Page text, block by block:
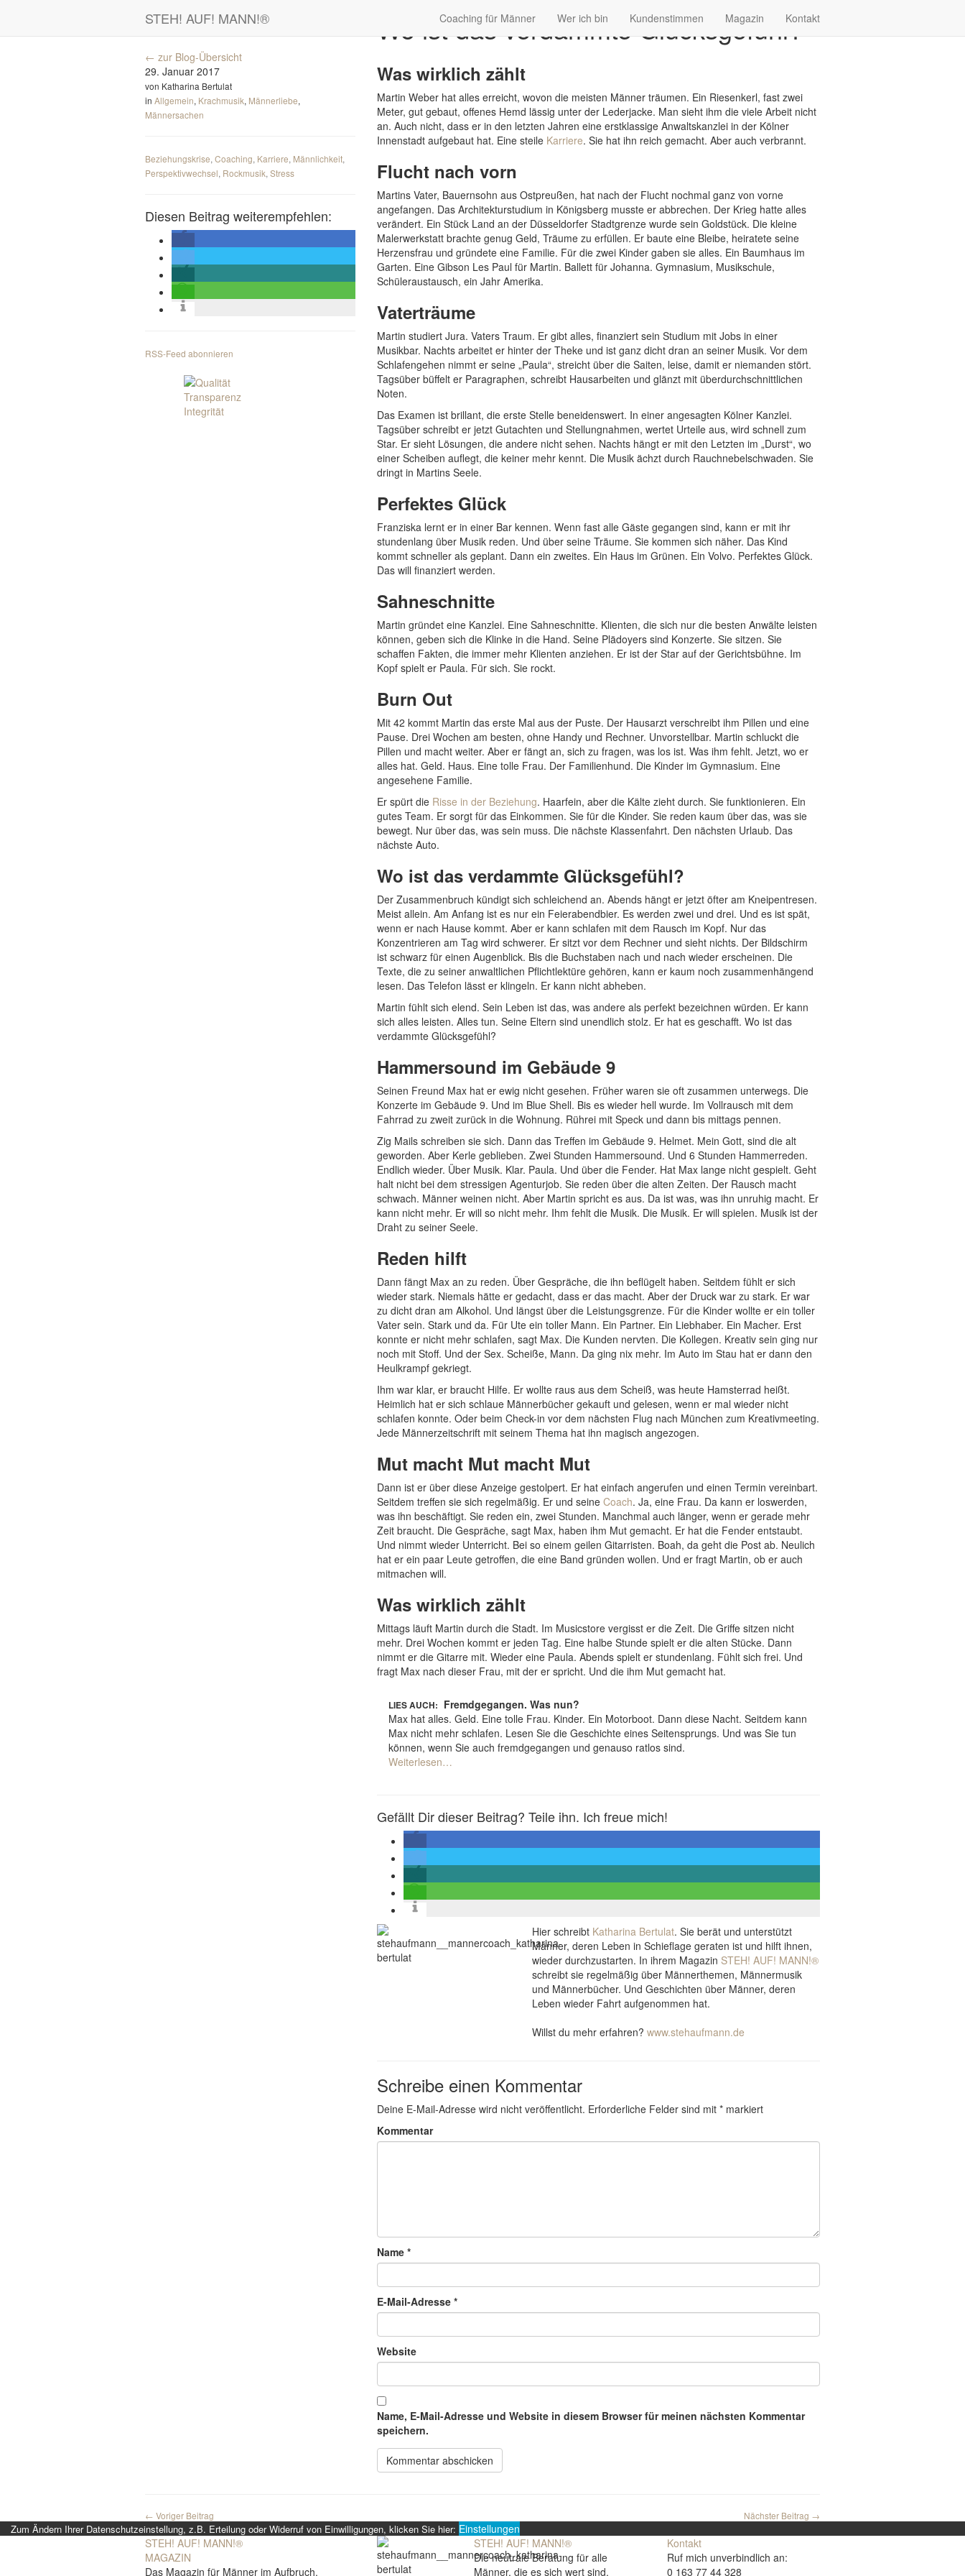
STEH! AUF! MANN!® Coaching für Männer Wer ich bin Kundenstimmen Magazin Kontakt
Wo ist das verdammte Glücksgefühl?
Was wirklich zählt
Martin Weber hat alles erreicht, wovon die meisten Männer träumen. Ein Riesenkerl, fast zwei
Meter, gut gebaut, offenes Hemd lässig unter der Lederjacke. Man sieht ihm die viele Arbeit nicht
an. Auch nicht, dass er in den letzten Jahren eine erstklassige Anwaltskanzlei in der Kölner
Innenstadt aufgebaut hat. Eine steile Karriere. Sie hat ihn reich gemacht. Aber auch verbrannt.
Flucht nach vorn
Martins Vater, Bauernsohn aus Ostpreußen, hat nach der Flucht nochmal ganz von vorne
angefangen. Das Architekturstudium in Königsberg musste er abbrechen. Der Krieg hatte alles
verändert. Ein Stück Land an der Düsseldorfer Stadtgrenze wurde sein Goldstück. Die kleine
Malerwerkstatt brachte genug Geld, Träume zu erfüllen. Er baute eine Bleibe, heiratete seine
Herzensfrau und gründete eine Familie. Für die zwei Kinder gaben sie alles. Ein Baumhaus im
Garten. Eine Gibson Les Paul für Martin. Ballett für Johanna. Gymnasium, Musikschule,
Schüleraustausch, ein Jahr Amerika.
Vaterträume
Martin studiert Jura. Vaters Traum. Er gibt alles, finanziert sein Studium mit Jobs in einer
Musikbar. Nachts arbeitet er hinter der Theke und ist ganz dicht dran an seiner Musik. Vor dem
Schlafengehen nimmt er seine „Paula“, streicht über die Saiten, leise, damit er niemanden stört.
Tagsüber büffelt er Paragraphen, schreibt Hausarbeiten und glänzt mit überdurchschnittlichen
Noten.
Das Examen ist brillant, die erste Stelle beneidenswert. In einer angesagten Kölner Kanzlei.
Tagsüber schreibt er jetzt Gutachten und Stellungnahmen, wertet Urteile aus, wird schnell zum
Star. Er sieht Lösungen, die andere nicht sehen. Nachts hängt er mit den Letzten im „Durst“, wo
einer Scheiben auflegt, die keiner mehr kennt. Die Musik ächzt durch Rauchnebelschwaden. Sie
dringt in Martins Seele.
Perfektes Glück
Franziska lernt er in einer Bar kennen. Wenn fast alle Gäste gegangen sind, kann er mit ihr
stundenlang über Musik reden. Und über seine Träume. Sie kommen sich näher. Das Kind
kommt schneller als geplant. Dann ein zweites. Ein Haus im Grünen. Ein Volvo. Perfektes Glück.
Das will finanziert werden.
Sahneschnitte
Martin gründet eine Kanzlei. Eine Sahneschnitte. Klienten, die sich nur die besten Anwälte leisten
können, geben sich die Klinke in die Hand. Seine Plädoyers sind Konzerte. Sie sitzen. Sie
schaffen Fakten, die immer mehr Klienten anziehen. Er ist der Star auf der Gerichtsbühne. Im
Kopf spielt er Paula. Für sich. Sie rockt.
Burn Out
Mit 42 kommt Martin das erste Mal aus der Puste. Der Hausarzt verschreibt ihm Pillen und eine
Pause. Drei Wochen am besten, ohne Handy und Rechner. Unvorstellbar. Martin schluckt die
Pillen und macht weiter. Aber er fängt an, sich zu fragen, was los ist. Was ihm fehlt. Jetzt, wo er
alles hat. Geld. Haus. Eine tolle Frau. Der Familienhund. Die Kinder im Gymnasium. Eine
angesehene Familie.
Er spürt die Risse in der Beziehung. Haarfein, aber die Kälte zieht durch. Sie funktionieren. Ein
gutes Team. Er sorgt für das Einkommen. Sie für die Kinder. Sie reden kaum über das, was sie
bewegt. Nur über das, was sein muss. Die nächste Klassenfahrt. Den nächsten Urlaub. Das
nächste Auto.
Wo ist das verdammte Glücksgefühl?
Der Zusammenbruch kündigt sich schleichend an. Abends hängt er jetzt öfter am Kneipentresen.
Meist allein. Am Anfang ist es nur ein Feierabendbier. Es werden zwei und drei. Und es ist spät,
wenn er nach Hause kommt. Aber er kann schlafen mit dem Rausch im Kopf. Nur das
Konzentrieren am Tag wird schwerer. Er sitzt vor dem Rechner und sieht nichts. Der Bildschirm
ist schwarz für einen Augenblick. Bis die Buchstaben nach und nach wieder erscheinen. Die
Texte, die zu seiner anwaltlichen Pflichtlektüre gehören, kann er kaum noch zusammenhängend
lesen. Das Telefon lässt er klingeln. Er kann nicht abheben.
Martin fühlt sich elend. Sein Leben ist das, was andere als perfekt bezeichnen würden. Er kann
sich alles leisten. Alles tun. Seine Eltern sind unendlich stolz. Er hat es geschafft. Wo ist das
verdammte Glücksgefühl?
Hammersound im Gebäude 9
Seinen Freund Max hat er ewig nicht gesehen. Früher waren sie oft zusammen unterwegs. Die
Konzerte im Gebäude 9. Und im Blue Shell. Bis es wieder hell wurde. Im Vollrausch mit dem
Fahrrad zu zweit zurück in die Wohnung. Rührei mit Speck und dann bis mittags pennen.
Zig Mails schreiben sie sich. Dann das Treffen im Gebäude 9. Helmet. Mein Gott, sind die alt
geworden. Aber Kerle geblieben. Zwei Stunden Hammersound. Und 6 Stunden Hammerreden.
Endlich wieder. Über Musik. Klar. Paula. Und über die Fender. Hat Max lange nicht gespielt. Geht
halt nicht bei dem stressigen Agenturjob. Sie reden über die alten Zeiten. Der Rausch macht
schwach. Männer weinen nicht. Aber Martin spricht es aus. Da ist was, was ihn unruhig macht. Er
kann nicht mehr. Er will so nicht mehr. Ihm fehlt die Musik. Die Musik. Er will spielen. Musik ist der
Draht zu seiner Seele.
Reden hilft
Dann fängt Max an zu reden. Über Gespräche, die ihn beflügelt haben. Seitdem fühlt er sich
wieder stark. Niemals hätte er gedacht, dass er das macht. Aber der Druck war zu stark. Er war
zu dicht dran am Alkohol. Und längst über die Leistungsgrenze. Für die Kinder wollte er ein toller
Vater sein. Stark und da. Für Ute ein toller Mann. Ein Partner. Ein Liebhaber. Ein Macher. Erst
konnte er nicht mehr schlafen, sagt Max. Die Kunden nervten. Die Kollegen. Kreativ sein ging nur
noch mit Stoff. Und der Sex. Scheiße, Mann. Da ging nix mehr. Im Auto im Stau hat er dann den
Heulkrampf gekriegt.
Ihm war klar, er braucht Hilfe. Er wollte raus aus dem Scheiß, was heute Hamsterrad heißt.
Heimlich hat er sich schlaue Männerbücher gekauft und gelesen, wenn er mal wieder nicht
schlafen konnte. Oder beim Check-in vor dem nächsten Flug nach München zum Kreativmeeting.
Jede Männerzeitschrift mit seinem Thema hat ihn magisch angezogen.
Mut macht Mut macht Mut
Dann ist er über diese Anzeige gestolpert. Er hat einfach angerufen und einen Termin vereinbart.
Seitdem treffen sie sich regelmäßig. Er und seineCoach. Ja, eine Frau. Da kann er loswerden,
was ihn beschäftigt. Sie reden ein, zwei Stunden. Manchmal auch länger, wenn er gerade mehr
Zeit braucht. Die Gespräche, sagt Max, haben ihm Mut gemacht. Er hat die Fender entstaubt.
Und nimmt wieder Unterricht. Bei so einem geilen Gitarristen. Boah, da geht die Post ab. Neulich
hat er ein paar Leute getroffen, die eine Band gründen wollen. Und er fragt Martin, ob er auch
mitmachen will.
Was wirklich zählt
Mittags läuft Martin durch die Stadt. Im Musicstore vergisst er die Zeit. Die Griffe sitzen nicht
mehr. Drei Wochen kommt er jeden Tag. Eine halbe Stunde spielt er die alten Stücke. Dann
nimmt er die Gitarre mit. Wieder eine Paula. Abends spielt er stundenlang. Fühlt sich frei. Und
fragt Max nach dieser Frau, mit der er spricht. Und die ihm Mut gemacht hat.
LIES AUCH: Fremdgegangen. Was nun?
Max hat alles. Geld. Eine tolle Frau. Kinder. Ein Motorboot. Dann diese Nacht. Seitdem kann
Max nicht mehr schlafen. Lesen Sie die Geschichte eines Seitensprungs. Und was Sie tun
können, wenn Sie auch fremdgegangen und genauso ratlos sind.
Weiterlesen…
Gefällt Dir dieser Beitrag? Teile ihn. Ich freue mich!
Hier schreibt Katharina Bertulat. Sie berät und unterstützt
Männer, deren Leben in Schieflage geraten ist und hilft ihnen,
wieder durchzustarten. In ihrem Magazin STEH! AUF! MANN!®
schreibt sie regelmäßig über Männerthemen, Männermusik
und Männerbücher. Und Geschichten über Männer, deren
Leben wieder Fahrt aufgenommen hat.
Willst du mehr erfahren? www.stehaufmann.de
Schreibe einen Kommentar
Deine E-Mail-Adresse wird nicht veröffentlicht. Erforderliche Felder sind mit* markiert
Kommentar
Name*
E-Mail-Adresse*
Website
Name, E-Mail-Adresse und Website in diesem Browser für meinen nächsten Kommentar
speichern.
← zur Blog-Übersicht
29. Januar 2017
von Katharina Bertulat
in Allgemein, Krachmusik, Männerliebe,
Männersachen
Beziehungskrise, Coaching, Karriere, Männlichkeit,
Perspektivwechsel, Rockmusik, Stress
Diesen Beitrag weiterempfehlen:
RSS-Feed abonnieren
← Voriger Beitrag Nächster Beitrag →
Zum Ändern Ihrer Datenschutzeinstellung, z.B. Erteilung oder Widerruf von Einwilligungen, klicken Sie hier: Einstellungen
STEH! AUF! MANN!®
MAGAZIN
Das Magazin für Männer im Aufbruch.
STEH! AUF! MANN!®
Die neutrale Beratung für alle
Männer, die es sich wert sind.
Kontakt
Ruf mich unverbindlich an:
0 163 77 44 328